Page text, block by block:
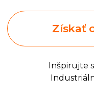
Inšpirujte